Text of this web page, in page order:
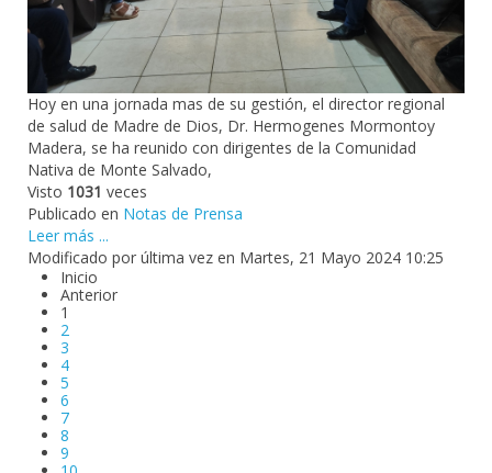
Hoy en una jornada mas de su gestión, el director regional
de salud de Madre de Dios, Dr. Hermogenes Mormontoy
Madera, se ha reunido con dirigentes de la Comunidad
Nativa de Monte Salvado,
Visto 1031 veces
Publicado en Notas de Prensa
Leer más ...
Modificado por última vez en Martes, 21 Mayo 2024 10:25
Inicio
Anterior
1
2
3
4
5
6
7
8
9